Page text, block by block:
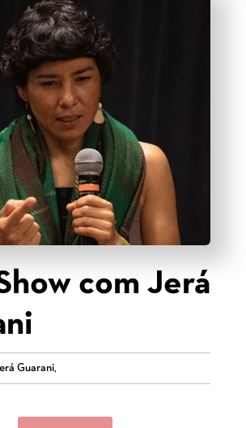
com Jerá
Guarani,